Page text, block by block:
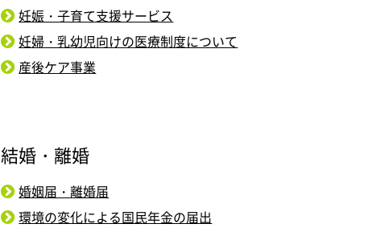
妊娠・子育て支援サービス
妊婦・乳幼児向けの医療制度について
産後ケア事業
結婚・離婚
婚姻届・離婚届
環境の変化による国民年金の届出